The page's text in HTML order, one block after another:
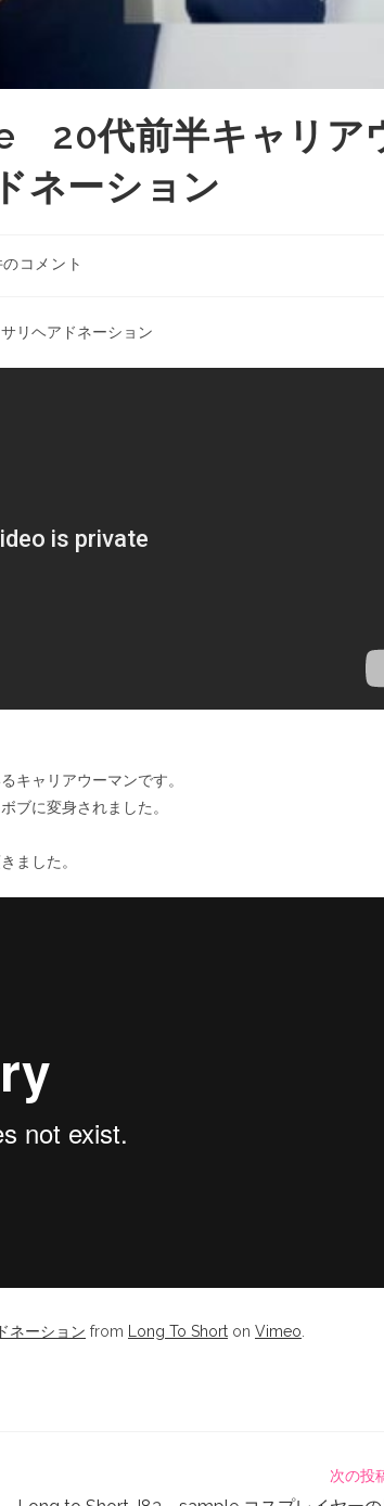
20代前半キャリア
ネーション
コメント
リヘアドネーション
キャリアウーマンです。
ブに変身されました。
ました。
ネーション from Long To Short on Vimeo
次の投